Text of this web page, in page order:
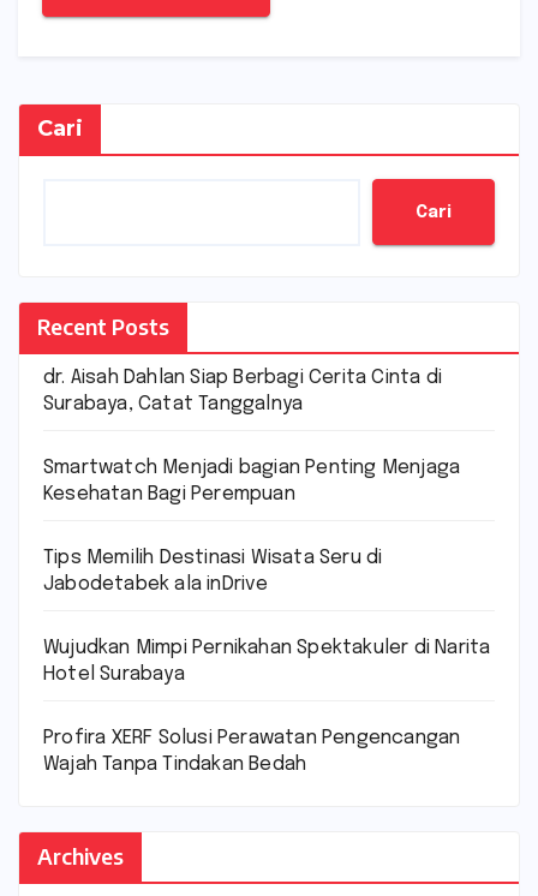
Cari
Cari
Recent Posts
dr. Aisah Dahlan Siap Berbagi Cerita Cinta di
Surabaya, Catat Tanggalnya
Smartwatch Menjadi bagian Penting Menjaga
Kesehatan Bagi Perempuan
Tips Memilih Destinasi Wisata Seru di
Jabodetabek ala inDrive
Wujudkan Mimpi Pernikahan Spektakuler di Narita
Hotel Surabaya
Profira XERF Solusi Perawatan Pengencangan
Wajah Tanpa Tindakan Bedah
Archives